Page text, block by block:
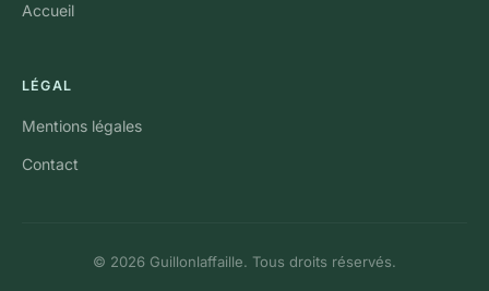
Accueil
LÉGAL
Mentions légales
Contact
© 2026 Guillonlaffaille. Tous droits réservés.